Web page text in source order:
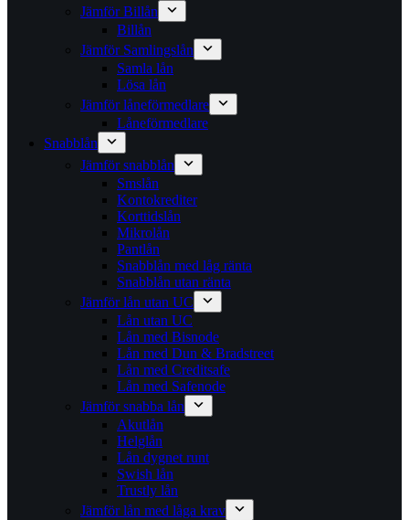
Jämför Billån
Billån
Jämför Samlingslån
Samla lån
Lösa lån
Jämför låneförmedlare
Låneförmedlare
Snabblån
Jämför snabblån
Smslån
Kontokrediter
Korttidslån
Mikrolån
Pantlån
Snabblån med låg ränta
Snabblån utan ränta
Jämför lån utan UC
Lån utan UC
Lån med Bisnode
Lån med Dun & Bradstreet
Lån med Creditsafe
Lån med Safenode
Jämför snabba lån
Akutlån
Helglån
Lån dygnet runt
Swish lån
Trustly lån
Jämför lån med låga krav